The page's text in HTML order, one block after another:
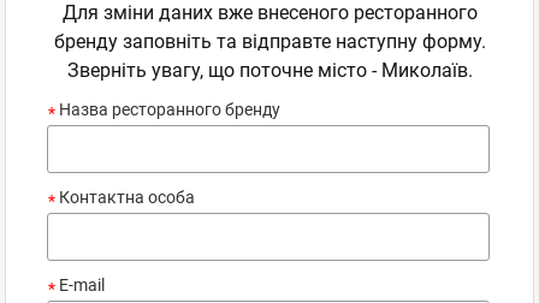
Для зміни даних вже внесеного ресторанного
бренду заповніть та відправте наступну форму.
Зверніть увагу, що поточне місто - Миколаїв.
* Назва ресторанного бренду
* Контактна особа
* E-mail